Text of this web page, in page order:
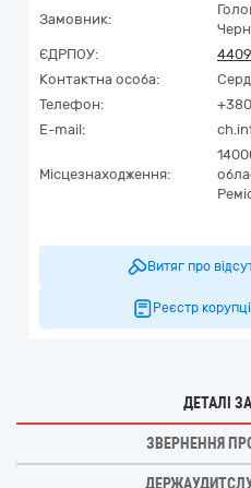
Замовник:
ЄДРПОУ:
Контактна особа:
Телефон:
E-mail:
Місцезнаходження:
Витяг про
Реєстр
ДЕТАЛІ
ЗВЕРНЕННЯ